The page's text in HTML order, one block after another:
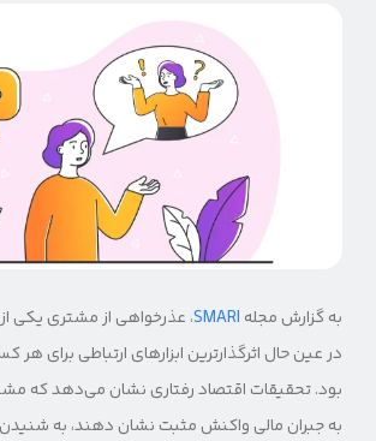
به گزارش مجله
، عذرخواهی از مشتری یکی
در عین حال اثرگذارترین ابزارهای ارتباطی برای
بود. تحقیقات اقتصاد رفتاری نشان می‌دهد که
به جبران مالی واکنش مثبت نشان دهند، به